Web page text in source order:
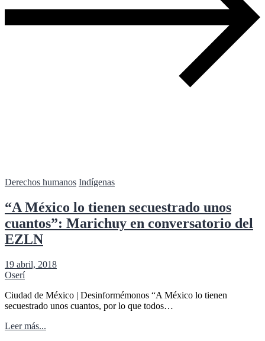
Derechos humanos Indígenas
“A México lo tienen secuestrado unos
cuantos”: Marichuy en conversatorio del
EZLN
19 abril, 2018
Oserí
Ciudad de México | Desinformémonos “A México lo tienen
secuestrado unos cuantos, por lo que todos…
Leer más...